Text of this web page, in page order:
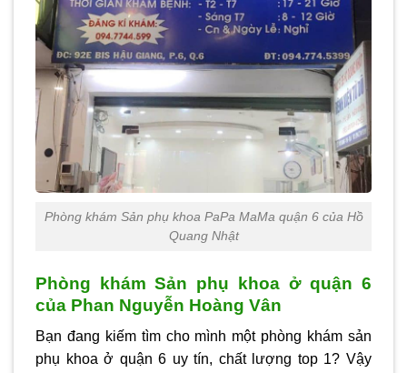
Phòng khám Sản phụ khoa PaPa MaMa quận 6 của Hồ
Quang Nhật
Phòng khám Sản phụ khoa ở quận 6
của Phan Nguyễn Hoàng Vân
Bạn đang kiếm tìm cho mình một phòng khám sản
phụ khoa ở quận 6 uy tín, chất lượng top 1? Vậy